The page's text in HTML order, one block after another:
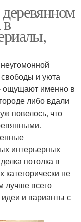
и уюта
ощущают именно в
либо вдали
повелось, что
интерьерных
потолка в
категорически не
лучше всего
и варианты с